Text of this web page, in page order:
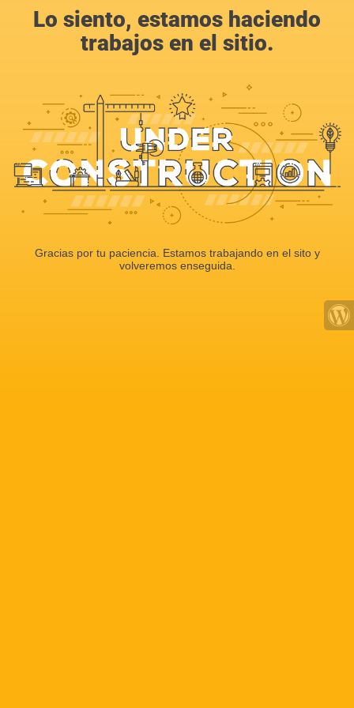
Lo siento, estamos haciendo
trabajos en el sitio.
Gracias por tu paciencia. Estamos trabajando en el sito y
volveremos enseguida.